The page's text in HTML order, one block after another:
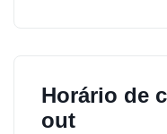
Horário de
out